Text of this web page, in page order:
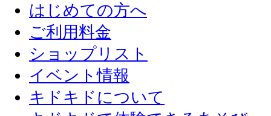
はじめての方へ
ご利用料金
ショップリスト
イベント情報
キドキドについて